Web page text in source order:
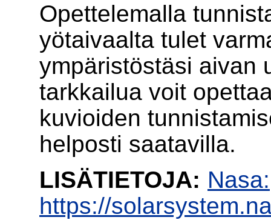
Opettelemalla
yötaivaalta tulet
ympäristöstäsi aivan
tarkkailua voit
kuvioiden
helposti saatavilla.
LISÄTIETOJA: Nasa:
https://